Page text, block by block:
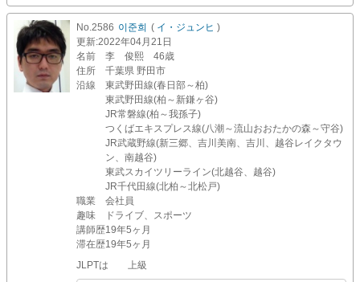
No.2586 이준희 ( イ・ジュンヒ )
更新:2022年04月21日
名前
李 俊熙 46歳
住所
千葉県 野田市
沿線
東武野田線(春日部～柏)
東武野田線(柏～新鎌ヶ谷)
JR常磐線(柏～我孫子)
つくばエキスプレス線(八潮～流山おおたかの森～守谷)
JR武蔵野線(新三郷、吉川美南、吉川、越谷レイクタウ
ン、南越谷)
東武スカイツリーライン(北越谷、越谷)
JR千代田線(北柏～北松戸)
職業
会社員
趣味
ドライブ、スポーツ
講師歴19年5ヶ月
滞在歴19年5ヶ月
JLPTは 上級